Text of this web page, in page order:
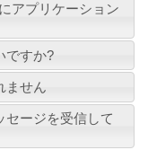
アプリケーション
ですか?
ません
セージを受信して